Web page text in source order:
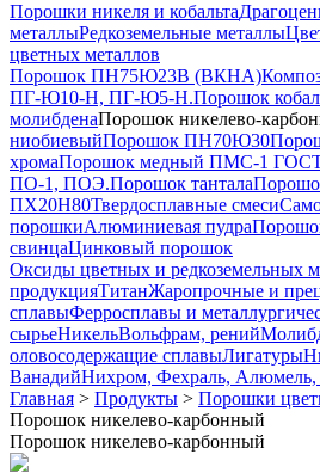
Порошки никеля и кобальта
металлыРедкоземельные металлы
цветных металлов
Порошок ПН75Ю23В (ВКНА)
ПГ-Ю10-Н, ПГ-Ю5-Н.Порошок
молибденаПорошок никелево-
ниобиевыйПорошок ПН70Ю30
хромаПорошок медный ПМС-1 ГОСТ
ПО-1, ПОЭ.Порошок тантала
ПХ20Н80Твердосплавные смеси
порошкиАлюминиевая пудра
свинцаЦинковый порошок
Оксиды цветных и редкоземельных
продукцияТитанЖаропрочные и
сплавыФерросплавы и
сырьеНикельВольфрам, рений
оловосодержащие сплавыЛигатуры
ВанадийНихром, Фехраль, Алюмель,
Главная > Продукты > Порошки
Порошок никелево-карбонный
Порошок никелево-карбонный